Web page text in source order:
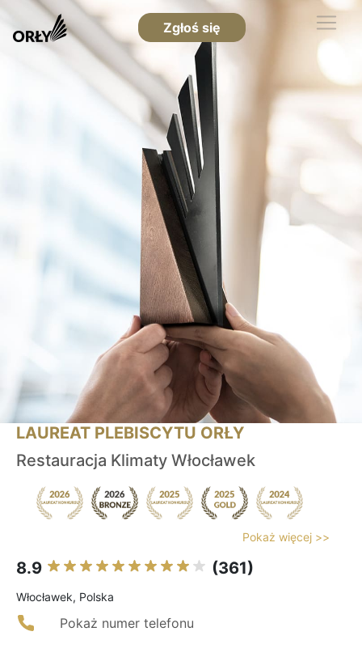
Zgłoś się
LAUREAT PLEBISCYTU ORŁY
Restauracja Klimaty Włocławek
Pokaż więcej >>
8.9 (361)
Włocławek, Polska
Pokaż numer telefonu